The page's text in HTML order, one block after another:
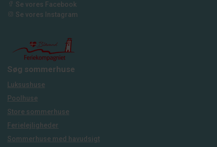
Se vores Facebook
Se vores Instagram
Søg sommerhuse
Luksushuse
Poolhuse
Store sommerhuse
Ferielejligheder
Sommerhuse med havudsigt